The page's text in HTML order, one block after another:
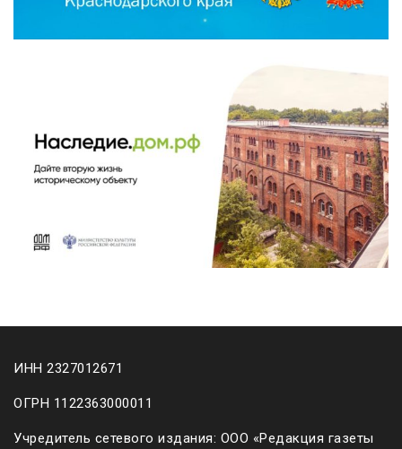
ИНН 2327012671
ОГРН 1122363000011
Учредитель сетевого издания: ООО «Редакция газеты